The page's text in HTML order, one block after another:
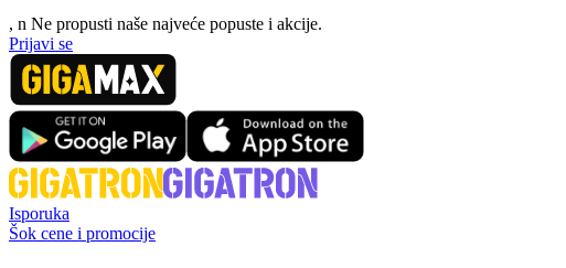
, n Ne propusti naše najveće popuste i akcije.
Prijavi se
Isporuka
Šok cene i promocije